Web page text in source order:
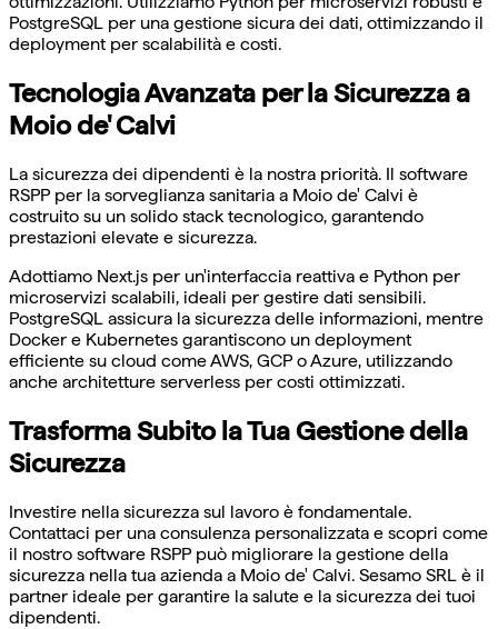
PostgreSQL per una gestione sicura dei dati, ottimizzando il
deployment per scalabilità e costi.
Tecnologia Avanzata per la Sicurezza a
Moio de' Calvi
La sicurezza dei dipendenti è la nostra priorità. Il software
RSPP per la sorveglianza sanitaria a Moio de' Calvi è
costruito su un solido stack tecnologico, garantendo
prestazioni elevate e sicurezza.
Adottiamo Next.js per un'interfaccia reattiva e Python per
microservizi scalabili, ideali per gestire dati sensibili.
PostgreSQL assicura la sicurezza delle informazioni, mentre
Docker e Kubernetes garantiscono un deployment
efficiente su cloud come AWS, GCP o Azure, utilizzando
anche architetture serverless per costi ottimizzati.
Trasforma Subito la Tua Gestione della
Sicurezza
Investire nella sicurezza sul lavoro è fondamentale.
Contattaci per una consulenza personalizzata e scopri come
il nostro software RSPP può migliorare la gestione della
sicurezza nella tua azienda a Moio de' Calvi. Sesamo SRL è il
partner ideale per garantire la salute e la sicurezza dei tuoi
dipendenti.